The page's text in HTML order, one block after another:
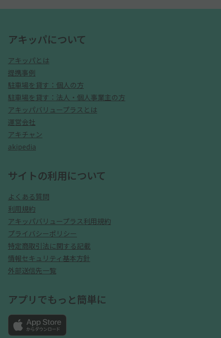
アキッパについて
アキッパとは
提携事例
駐車場を貸す：個人の方
駐車場を貸す：法人・個人事業主の方
アキッパバリュープラスとは
運営会社
アキチャン
akipedia
サイトの利用について
よくある質問
利用規約
アキッパバリュープラス利用規約
プライバシーポリシー
特定商取引法に関する記載
情報セキュリティ基本方針
外部送信先一覧
アプリでもっと簡単に